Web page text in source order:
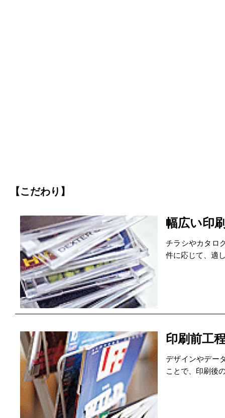
【こだわり】
幅広い印
チラシやカタロ
件に応じて、適
印刷前工
デザインやデー
ことで、印刷後